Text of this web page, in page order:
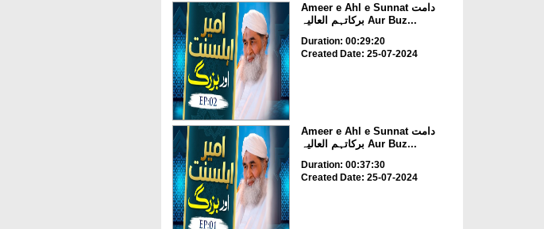
Ameer e Ahl e Sunnat دامت
برکاتہم العالیہ Aur Buz...
Duration: 00:29:20
Created Date: 25-07-2024
Ameer e Ahl e Sunnat دامت
برکاتہم العالیہ Aur Buz...
Duration: 00:37:30
Created Date: 25-07-2024